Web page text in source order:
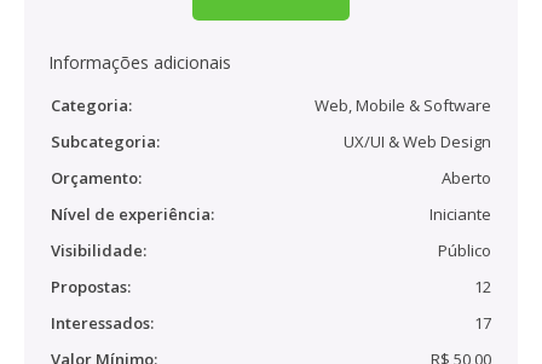
Informações adicionais
Categoria:
Web, Mobile & Software
Subcategoria:
UX/UI & Web Design
Orçamento:
Aberto
Nível de experiência:
Iniciante
Visibilidade:
Público
Propostas:
12
Interessados:
17
Valor Mínimo:
R$ 50,00